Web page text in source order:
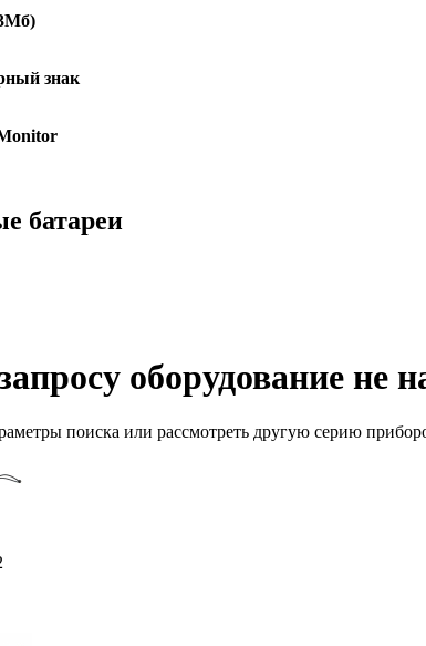
знак
батареи
оборудование не
поиска или рассмотреть другую серию